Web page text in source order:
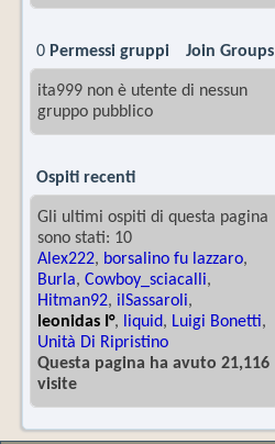
Join Groups
0 Permessi gruppi
ita999 non è utente di nessun
gruppo pubblico
Ospiti recenti
Gli ultimi ospiti di questa pagina
sono stati: 10
Alex222, borsalino fu lazzaro,
Burla, Cowboy_sciacalli,
Hitman92, ilSassaroli,
leonidas I°, liquid, Luigi Bonetti,
Unità Di Ripristino
Questa pagina ha avuto 21,116
visite